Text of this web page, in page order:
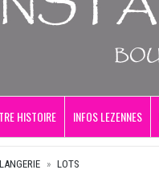
HISTOIRE INFOS LEZENNES
LOTS